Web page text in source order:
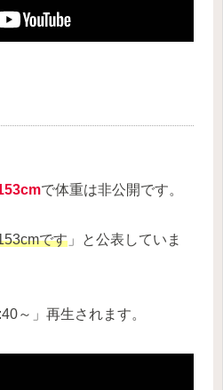
で体重は非公開です。
です 」と公表していま
～」再生されます。